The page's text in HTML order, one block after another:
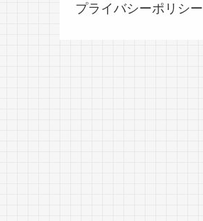
プライバシーポリシー